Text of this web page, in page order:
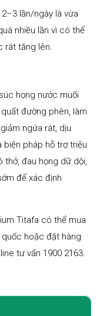
lần/ngày là vừa
nhiều lần vì có thể
rát tăng lên.
họng nước muối
đường phèn, làm
ngứa rát, dịu
biện pháp hỗ trợ triệu
thở, đau họng dữ dội,
để xác định
Titafa có thể mua
hoặc đặt hàng
tư vấn 1900 2163.